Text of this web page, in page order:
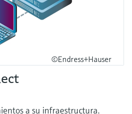
©Endress+Hauser
a su infraestructura.